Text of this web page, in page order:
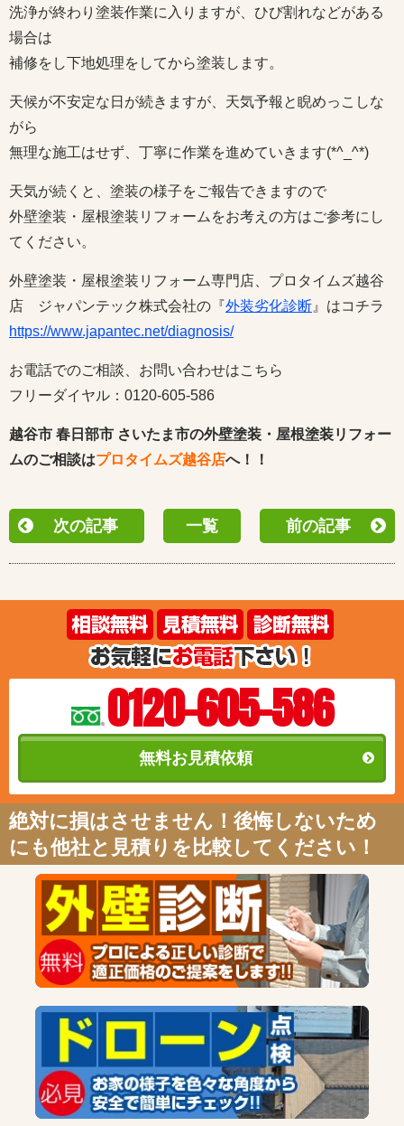
洗浄が終わり塗装作業に入りますが、ひび割れなどがある
場合は
補修をし下地処理をしてから塗装します。
天候が不安定な日が続きますが、天気予報と睨めっこしな
がら
無理な施工はせず、丁寧に作業を進めていきます(*^_^*)
天気が続くと、塗装の様子をご報告できますので
外壁塗装・屋根塗装リフォームをお考えの方はご参考にし
てください。
外壁塗装・屋根塗装リフォーム専門店、プロタイムズ越谷
店 ジャパンテック株式会社の『外装劣化診断 』はコチラ
https://www.japantec.net/diagnosis/
お電話でのご相談、お問い合わせはこちら
フリーダイヤル：0120-605-586
越谷市 春日部市 さいたま市の外壁塗装・屋根塗装リフォー
ムのご相談はプロタイムズ越谷店へ！！
次の記事 一覧 前の記事
0120-605-586
無料お見積依頼
絶対に損はさせません！後悔しないため
にも他社と見積りを比較してください！